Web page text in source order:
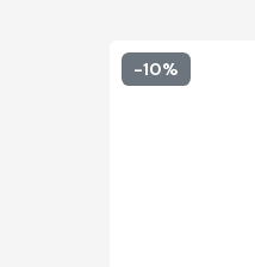
-10%